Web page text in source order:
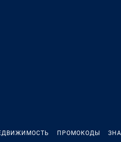
ПРОМОКОДЫ